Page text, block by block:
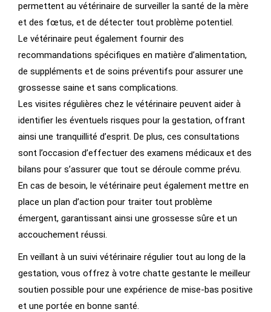
permettent au vétérinaire de surveiller la santé de la mère
et des fœtus, et de détecter tout problème potentiel.
Le vétérinaire peut également fournir des
recommandations spécifiques en matière d’alimentation,
de suppléments et de soins préventifs pour assurer une
grossesse saine et sans complications.
Les visites régulières chez le vétérinaire peuvent aider à
identifier les éventuels risques pour la gestation, offrant
ainsi une tranquillité d’esprit. De plus, ces consultations
sont l’occasion d’effectuer des examens médicaux et des
bilans pour s’assurer que tout se déroule comme prévu.
En cas de besoin, le vétérinaire peut également mettre en
place un plan d’action pour traiter tout problème
émergent, garantissant ainsi une grossesse sûre et un
accouchement réussi.
En veillant à un suivi vétérinaire régulier tout au long de la
gestation, vous offrez à votre chatte gestante le meilleur
soutien possible pour une expérience de mise-bas positive
et une portée en bonne santé.